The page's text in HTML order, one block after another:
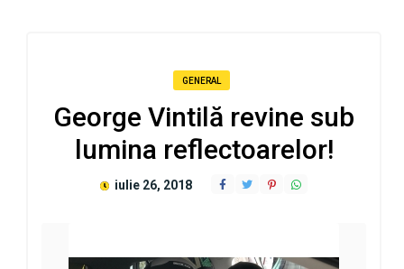
GENERAL
George Vintilă revine sub
lumina reflectoarelor!
iulie 26, 2018